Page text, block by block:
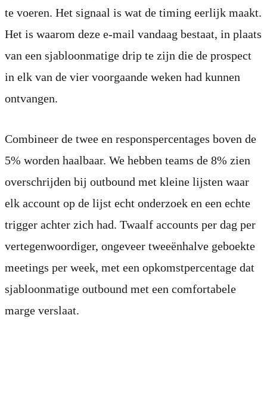
te voeren. Het signaal is wat de timing eerlijk maakt.
Het is waarom deze e-mail vandaag bestaat, in plaats
van een sjabloonmatige drip te zijn die de prospect
in elk van de vier voorgaande weken had kunnen
ontvangen.
Combineer de twee en responspercentages boven de
5% worden haalbaar. We hebben teams de 8% zien
overschrijden bij outbound met kleine lijsten waar
elk account op de lijst echt onderzoek en een echte
trigger achter zich had. Twaalf accounts per dag per
vertegenwoordiger, ongeveer tweeënhalve geboekte
meetings per week, met een opkomstpercentage dat
sjabloonmatige outbound met een comfortabele
marge verslaat.